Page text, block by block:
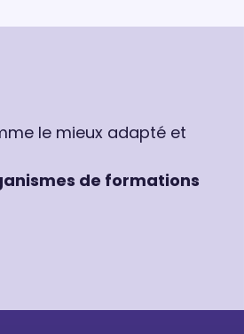
le mieux adapté et
de formations